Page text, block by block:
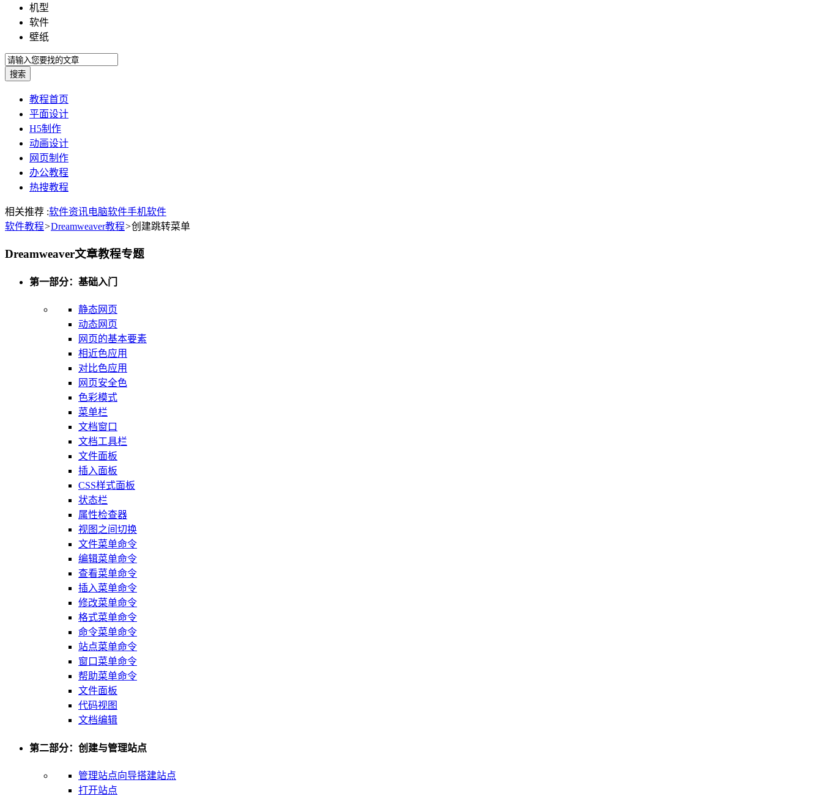
机型
软件
壁纸
教程首页
平面设计
H5制作
动画设计
网页制作
办公教程
热搜教程
相关推荐 :软件资讯电脑软件手机软件
软件教程>Dreamweaver教程>创建跳转菜单
Dreamweaver文章教程专题
第一部分：基础入门
静态网页
动态网页
网页的基本要素
相近色应用
对比色应用
网页安全色
色彩模式
菜单栏
文档窗口
文档工具栏
文件面板
插入面板
CSS样式面板
状态栏
属性检查器
视图之间切换
文件菜单命令
编辑菜单命令
查看菜单命令
插入菜单命令
修改菜单命令
格式菜单命令
命令菜单命令
站点菜单命令
窗口菜单命令
帮助菜单命令
文件面板
代码视图
文档编辑
第二部分：创建与管理站点
管理站点向导搭建站点
打开站点